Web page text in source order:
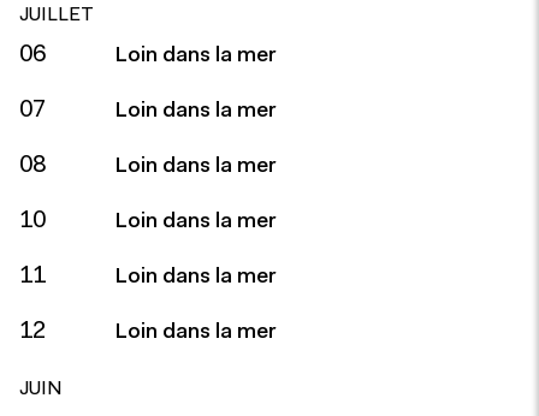
JUILLET
06 Loin dans la mer
07 Loin dans la mer
08 Loin dans la mer
10 Loin dans la mer
11 Loin dans la mer
12 Loin dans la mer
JUIN